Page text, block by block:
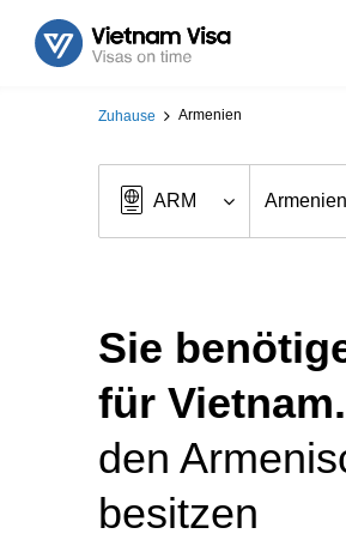
Zuhause Armenien
Sie
für Vietnam.
den
besitzen